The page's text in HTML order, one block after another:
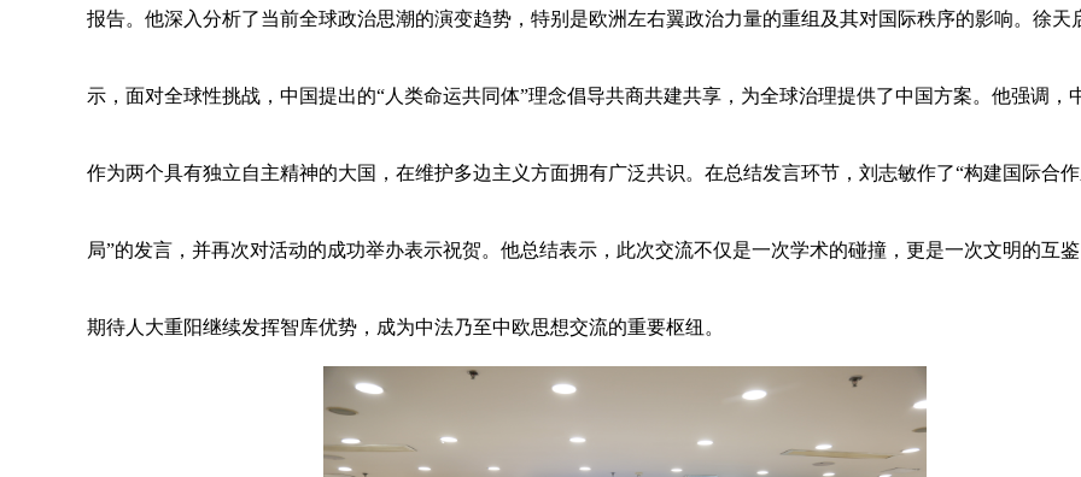
报告。他深入分析了当前全球政治思潮的演变趋势，特别是欧洲左右翼政治力量的重组及其对国际秩序的影响。徐天
示，面对全球性挑战，中国提出的“人类命运共同体”理念倡导共商共建共享，为全球治理提供了中国方案。他强调，
作为两个具有独立自主精神的大国，在维护多边主义方面拥有广泛共识。在总结发言环节，刘志敏作了“构建国际合
局”的发言，并再次对活动的成功举办表示祝贺。他总结表示，此次交流不仅是一次学术的碰撞，更是一次文明的互
期待人大重阳继续发挥智库优势，成为中法乃至中欧思想交流的重要枢纽。